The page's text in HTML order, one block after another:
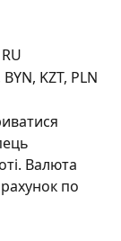
KZT, PLN
Валюта
по